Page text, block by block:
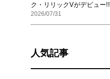
ク・リリックVがデビュー!!
2026/07/31
人気記事